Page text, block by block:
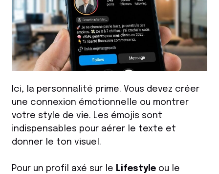
Ici, la personnalité prime. Vous devez créer
une connexion émotionnelle ou montrer
votre style de vie. Les émojis sont
indispensables pour aérer le texte et
donner le ton visuel.
Pour un profil axé sur le Lifestyle ou le